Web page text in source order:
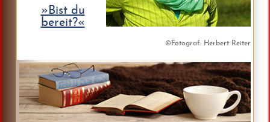
»Bist du
bereit?«
©Fotograf: Herbert Reiter